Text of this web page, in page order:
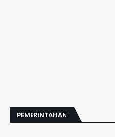
PEMERINTAHAN